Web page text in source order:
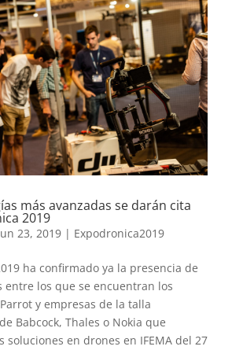
más avanzadas se darán cita
2019
23, 2019| Expodronica2019
ha confirmado ya la presencia de
entre los que se encuentran los
y empresas de la talla
Babcock, Thales o Nokia que
soluciones en drones en IFEMA del 27